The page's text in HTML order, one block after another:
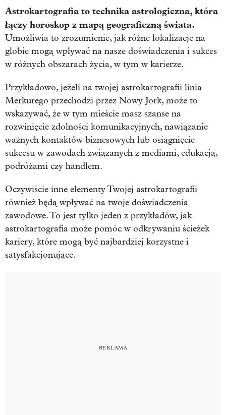
Astrokartografia to technika astrologiczna, która
łączy horoskop z mapą geograficzną świata.
Umożliwia to zrozumienie, jak różne lokalizacje na
globie mogą wpływać na nasze doświadczenia i sukces
w różnych obszarach życia, w tym w karierze.
Przykładowo, jeżeli na twojej astrokartografii linia
Merkurego przechodzi przez Nowy Jork, może to
wskazywać, że w tym mieście masz szanse na
rozwinięcie zdolności komunikacyjnych, nawiązanie
ważnych kontaktów biznesowych lub osiągnięcie
sukcesu w zawodach związanych z mediami, edukacją,
podróżami czy handlem.
Oczywiście inne elementy Twojej astrokartografii
również będą wpływać na twoje doświadczenia
zawodowe. To jest tylko jeden z przykładów, jak
astrokartografia może pomóc w odkrywaniu ścieżek
kariery, które mogą być najbardziej korzystne i
satysfakcjonujące.